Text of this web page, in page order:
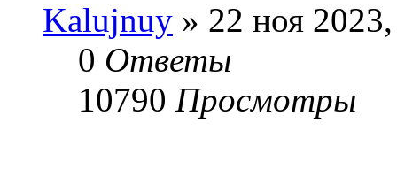
Kalujnuy » 22 ноя
0 Ответы
10790 Просмотры